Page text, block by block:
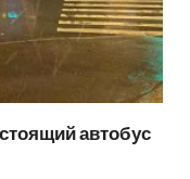
автобус